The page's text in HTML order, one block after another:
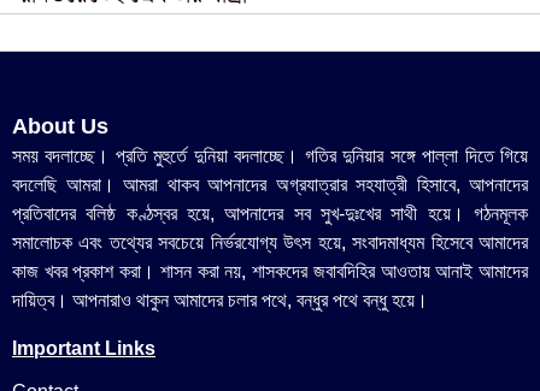
About Us
সময় বদলাচ্ছে। প্রতি মুহুর্তে দুনিয়া বদলাচ্ছে। গতির দুনিয়ার সঙ্গে পাল্লা দিতে গিয়ে
বদলেছি আমরা। আমরা থাকব আপনাদের অগ্রযাত্রার সহযাত্রী হিসাবে, আপনাদের
প্রতিবাদের বলিষ্ঠ কণ্ঠস্বর হয়ে, আপনাদের সব সুখ-দুঃখের সাথী হয়ে। গঠনমূলক
সমালোচক এবং তথ্যের সবচেয়ে নির্ভরযোগ্য উ‍ৎস হয়ে, সংবাদমাধ্যম হিসেবে আমাদের
কাজ খবর প্রকাশ করা। শাসন করা নয়, শাসকদের জবাবদিহির আওতায় আনাই আমাদের
দায়িত্ব। আপনারাও থাকুন আমাদের চলার পথে, বন্ধুর পথে বন্ধু হয়ে।
Important Links